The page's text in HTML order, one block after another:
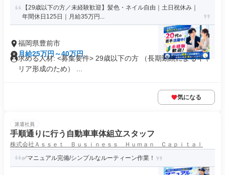
【29歳以下の方／未経験歓迎】髪色・ネイル自由｜土日祝休み｜
年間休日125日｜月給35万円...
福岡県豊前市
月給25万円～40万円
求める人材: <募集要件> 29歳以下の方 （長期勤続によるキャ
リア形成のため） ...
気になる
派遣社員
手順通りに行う自動車車体組立スタッフ
株式会社Ａｓｓｅｔ Ｂｕｓｉｎｅｓｓ Ｈｕｍａｎ Ｃａｐｉｔａｌ
✅マニュアル完備/シンプルなルーティーン作業！